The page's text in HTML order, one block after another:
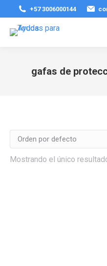
+57 3006000144
gafas de
Mostrando el único